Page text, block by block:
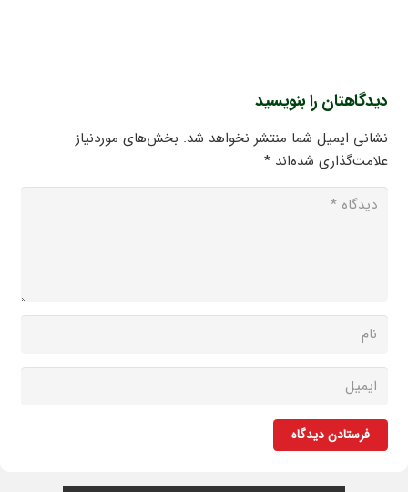
دیدگاهتان را بنویسید
نشانی ایمیل شما منتشر نخواهد شد. بخش‌های موردنیاز
علامت‌گذاری شده‌اند*
فرستادن دیدگاه